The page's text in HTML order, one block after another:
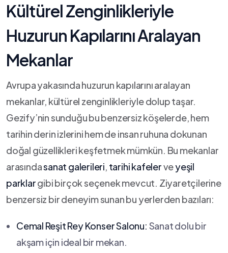
Kültürel Zenginlikleriyle
‌Huzurun ‍Kapılarını Aralayan
Mekanlar
Avrupa⁤ yakasında ​huzurun ⁣kapılarını‍ aralayan
mekanlar,⁤ kültürel zenginlikleriyle dolup taşar.
Gezify’nin sunduğu ⁢bu benzersiz köşelerde,‌ hem
tarihin derin​ izlerini⁢ hem de insan⁤ ruhuna ‍dokunan
doğal güzellikleri keşfetmek mümkün. Bu mekanlar‍
arasındasanat galerileri, tarihi kafelerveyeşil
parklargibi birçok seçenek mevcut. Ziyaretçilerine
benzersiz bir deneyim sunan bu‌ yerlerden bazıları:
Cemal ⁢Reşit Rey Konser Salonu: Sanat dolu bir
akşam için ideal bir mekan.